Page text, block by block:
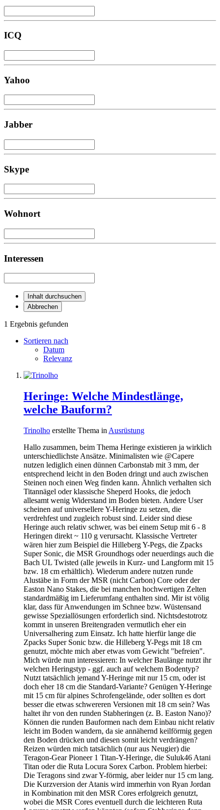
ICQ
Yahoo
Jabber
Skype
Wohnort
Interessen
Inhalt durchsuchen
Abbrechen
1 Ergebnis gefunden
Sortieren nach
Datum
Relevanz
Heringe: Welche Mindestlänge,
welche Bauform?
Trinolho erstellte Thema in Ausrüstung
Hallo zusammen, beim Thema Heringe existieren ja wirklich
unterschiedlichste Ansätze. Minimalisten wie @Capere
nutzen lediglich einen dünnen Carbonstab mit 3 mm, der
entsprechend leicht in den Boden dringt und auch zwischen
Steinen noch einen Weg finden kann. Ähnlich verhalten sich
Titannägel oder klassische Sheperd Hooks, die jedoch
allesamt wenig Widerstand im Boden bieten. Andere User
scheinen auf universellere Y-Heringe zu setzen, die
verdrehfest und zugleich robust sind. Leider sind diese
Heringe auch relativ schwer, was bei einem Setup mit 6 - 8
Heringen direkt ~ 110 g verursacht. Klassische Vertreter
wären hier zum Beispiel die Hilleberg Y-Pegs, die Zpacks
Super Sonic, die MSR Groundhogs oder neuerdings auch die
Bach UL Twisted (alle jeweils in Kurz- und Langform mit 15
bzw. 18 cm erhältlich). Wiederum andere nutzen runde
Alustäbe in Form der MSR (nicht Carbon) Core oder der
Easton Nano Stakes, die bei manchen hochwertigen Zelten
standardmäßig im Lieferumfang enthalten sind. Mir ist völig
klar, dass für Anwendungen im Schnee bzw. Wüstensand
gewisse Speziallösungen erforderlich sind. Nichtsdestotrotz
kommt in unseren Breitengraden vermutlich eher ein
Universalhering zum Einsatz. Ich hatte hierfür lange die
Zpacks Super Sonic bzw. die Hilleberg Y-Pegs mit 18 cm
genutzt, möchte mich aber etwas vom Gewicht "befreien".
Mich würde nun interessieren: In welcher Baulänge nutzt ihr
welchen Heringstyp - ggf. auch auf welchem Bodentyp?
Nutzt tatsächlich jemand Y-Heringe mit nur 15 cm, oder ist
doch eher 18 cm die Standard-Variante? Genügen Y-Heringe
mit 15 cm für alpines Schrofengelände, oder sollten es dort
besser die etwas schwereren Versionen mit 18 cm sein? Was
haltet ihr von den runden Stabheringen (z. B. Easton Nano)?
Können die runden Bauformen nach dem Einbau nicht relativ
leicht im Boden wandern, da sie annähernd keilförmig gegen
den Boden drücken und diesen somit leicht verdrängen?
Reizen würden mich tatsächlich (nur aus Neugier) die
Teragon-Gear Pioneer 1 Titan-Y-Heringe, die Suluk46 Atani
Titan oder die Ruta Locura Sorex Carbon. Problem hierbei:
Die Teragons sind zwar Y-förmig, aber leider nur 15 cm lang.
Die Kurzversion der Atanis wird immerhin von Ryan Jordan
in Kombination mit den MSR Cores erfolgreich genutzt,
wobei die MSR Cores eventuell durch die leichteren Ruta